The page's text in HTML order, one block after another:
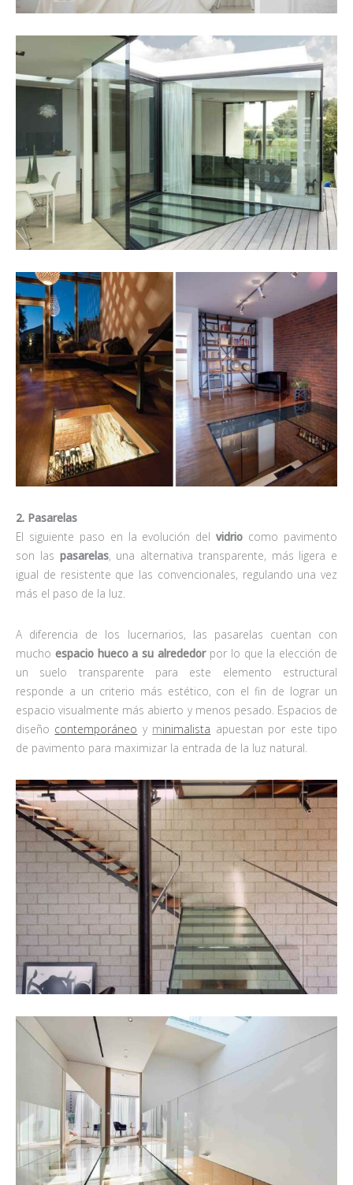
2. Pasarelas
El siguiente paso en la evolución delvidrio como pavimento
son las pasarelas, una alternativa transparente, más ligera e
igual de resistente que las convencionales, regulando una vez
más el paso de la luz.
A diferencia de los lucernarios, las pasarelas cuentan con
mucho espacio hueco a su alrededorpor lo que la elección de
un suelo transparente para este elemento estructural
responde a un criterio más estético, con el fin de lograr un
espacio visualmente más abierto y menos pesado. Espacios de
diseño contemporáneo y minimalista apuestan por este tipo
de pavimento para maximizar la entrada de la luz natural.